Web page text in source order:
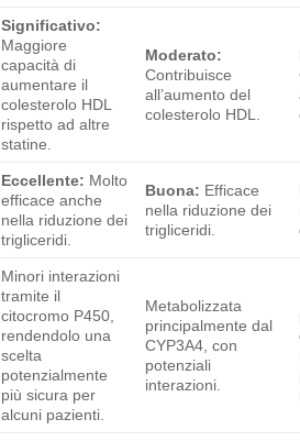
Significativo:
Maggiore
capacità di
aumentare il
colesterolo HDL
rispetto ad altre
statine.
Moderato:
Contribuisce
all’aumento del
colesterolo HDL.
Eccellente: Molto
efficace anche
nella riduzione dei
trigliceridi.
Buona: Efficace
nella riduzione dei
trigliceridi.
Minori interazioni
tramite il
citocromo P450,
rendendolo una
scelta
potenzialmente
più sicura per
alcuni pazienti.
Metabolizzata
principalmente dal
CYP3A4, con
potenziali
interazioni.